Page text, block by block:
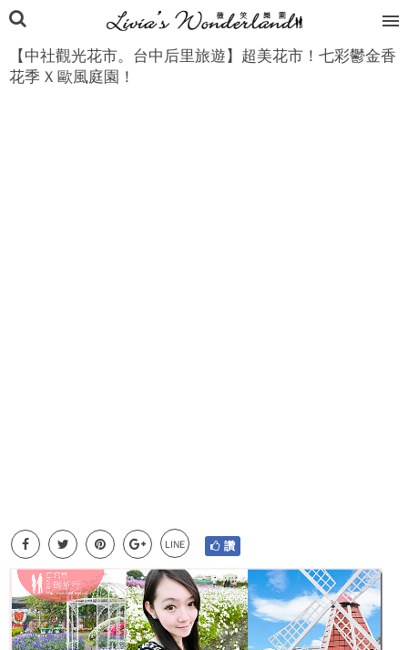
【中社觀光花市。台中后里旅遊】超美花市！七彩鬱金香
花季 X 歐風庭園！
LINE 讚